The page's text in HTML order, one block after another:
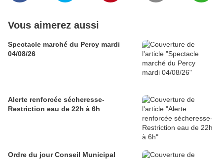
Vous aimerez aussi
Spectacle marché du Percy mardi
04/08/26
Alerte renforcée sécheresse-
Restriction eau de 22h à 6h
Ordre du jour Conseil Municipal